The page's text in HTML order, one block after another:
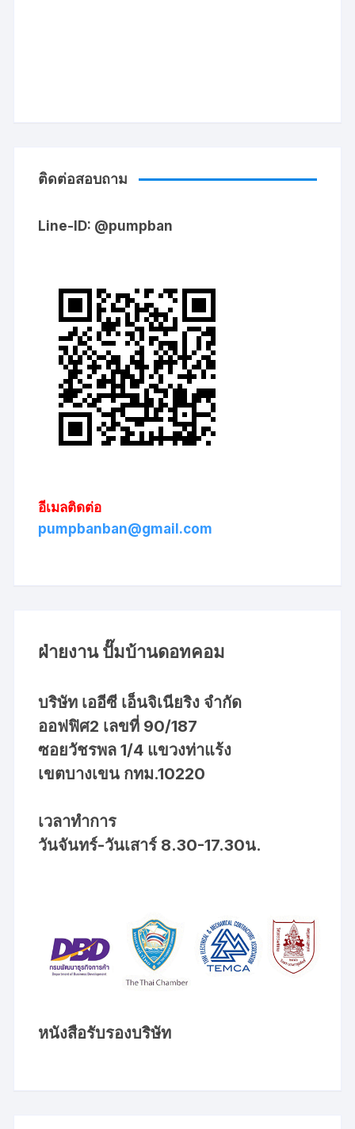
ติดต่อสอบถาม
Line-ID: @pumpban
อีเมลติดต่อ
pumpbanban@gmail.com
ฝ่ายงาน ปั๊มบ้านดอทคอม
บริษัท เออีซี เอ็นจิเนียริง จำกัด
ออฟฟิศ2 เลขที่ 90/187
ซอยวัชรพล 1/4 แขวงท่าแร้ง
เขตบางเขน กทม.10220
เวลาทำการ
วันจันทร์-วันเสาร์ 8.30-17.30น.
หนังสือรับรองบริษัท